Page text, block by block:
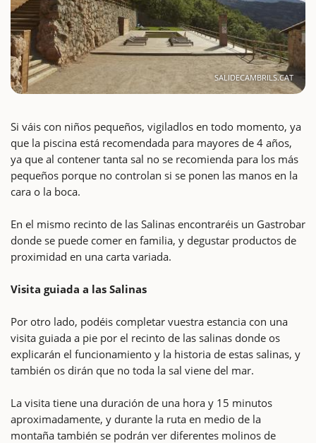
SALIDECAMBRILS.CAT
Si váis con niños pequeños, vigiladlos en todo momento, ya
que la piscina está recomendada para mayores de 4 años,
ya que al contener tanta sal no se recomienda para los más
pequeños porque no controlan si se ponen las manos en la
cara o la boca.
En el mismo recinto de las Salinas encontraréis un Gastrobar
donde se puede comer en familia, y degustar productos de
proximidad en una carta variada.
Visita guiada a las Salinas
Por otro lado, podéis completar vuestra estancia con una
visita guiada a pie por el recinto de las salinas donde os
explicarán el funcionamiento y la historia de estas salinas, y
también os dirán que no toda la sal viene del mar.
La visita tiene una duración de una hora y 15 minutos
aproximadamente, y durante la ruta en medio de la
montaña también se podrán ver diferentes molinos de